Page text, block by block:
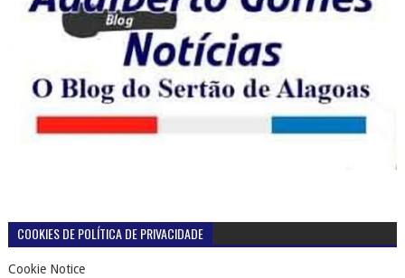
COOKIES DE POLÍTICA DE PRIVACIDADE
Cookie Notice